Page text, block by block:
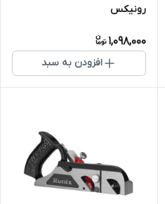
رونیکس
1,098,000
افزودن به سبد